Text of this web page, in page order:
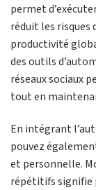
permet
réduit les risques
productivité
des outils
réseaux sociaux
tout en
En intégrant
pouvez
et personnelle.
répétitifs signifie